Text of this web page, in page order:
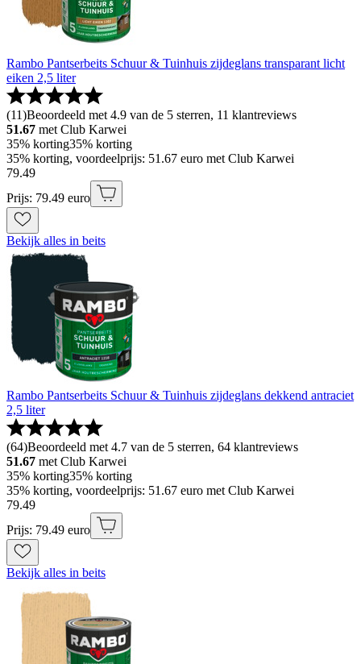
Rambo Pantserbeits Schuur & Tuinhuis zijdeglans transparant licht
eiken 2,5 liter
(11)Beoordeeld met 4.9 van de 5 sterren, 11 klantreviews
51.67 met Club Karwei
35% korting35% korting
35% korting, voordeelprijs: 51.67 euro met Club Karwei
79.49
Prijs: 79.49 euro
Bekijk alles in beits
Rambo Pantserbeits Schuur & Tuinhuis zijdeglans dekkend antraciet
2,5 liter
(64)Beoordeeld met 4.7 van de 5 sterren, 64 klantreviews
51.67 met Club Karwei
35% korting35% korting
35% korting, voordeelprijs: 51.67 euro met Club Karwei
79.49
Prijs: 79.49 euro
Bekijk alles in beits